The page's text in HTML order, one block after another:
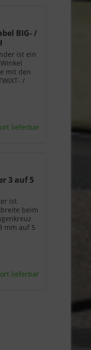
BIG- /
ist ein
mit den
/
jeder
lieferbar
3 auf 5
ist
beim
mm auf 5
5 mm:
lieferbar